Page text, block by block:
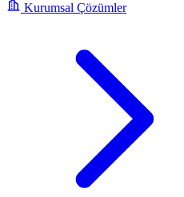
Kurumsal Çözümler